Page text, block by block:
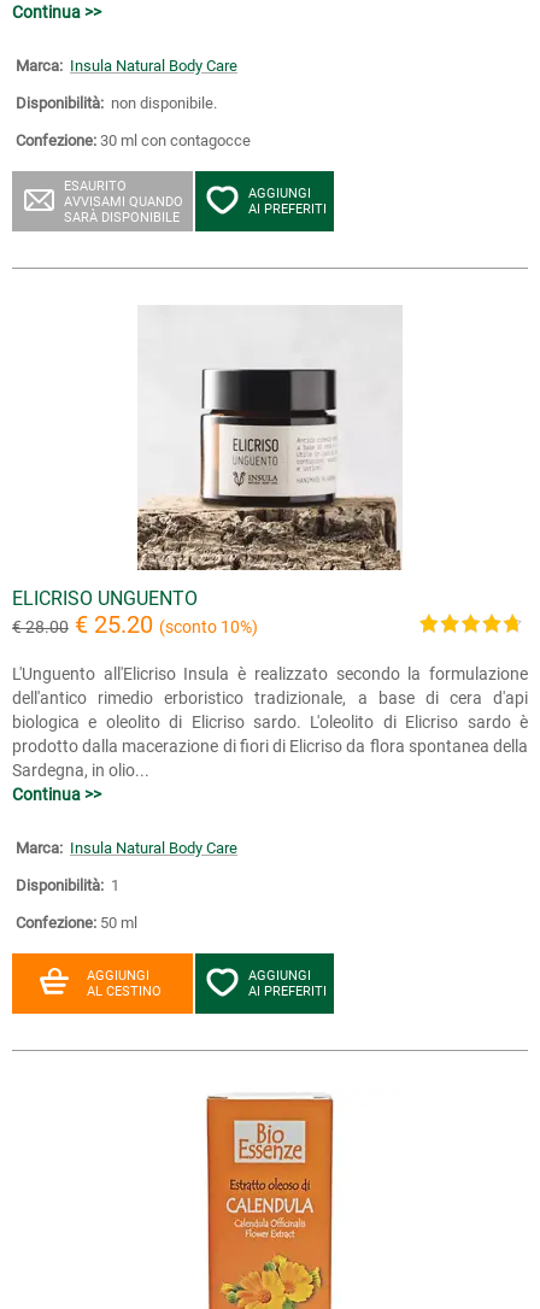
Continua >>
Marca: Insula Natural Body Care
Disponibilità: non disponibile.
Confezione: 30 ml con contagocce
ESAURITO
AVVISAMI QUANDO
SARÀ DISPONIBILE
AGGIUNGI
AI PREFERITI
ELICRISO UNGUENTO
€ 28.00 € 25.20 (sconto 10%)
L'Unguento all'Elicriso Insula è realizzato secondo la formulazione
dell'antico rimedio erboristico tradizionale, a base di cera d'api
biologica e oleolito di Elicriso sardo. L'oleolito di Elicriso sardo è
prodotto dalla macerazione di fiori di Elicriso da flora spontanea della
Sardegna, in olio...
Continua >>
Marca: Insula Natural Body Care
Disponibilità: 1
Confezione: 50 ml
AGGIUNGI
AL CESTINO
AGGIUNGI
AI PREFERITI